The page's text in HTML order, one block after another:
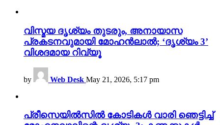
വിസ്മയ ദൃശ്യം തുടരും, അനായാസ
പ്രകടനവുമായി മോഹൻലാൽ; ‘ദൃശ്യം 3’
വിശദമായ റിവ്യൂ
by Web Desk May 21, 2026, 5:17 pm
പ്രീസെയിൽസിൽ കോടികൾ വാരി ഞെട്ടിച്ച്